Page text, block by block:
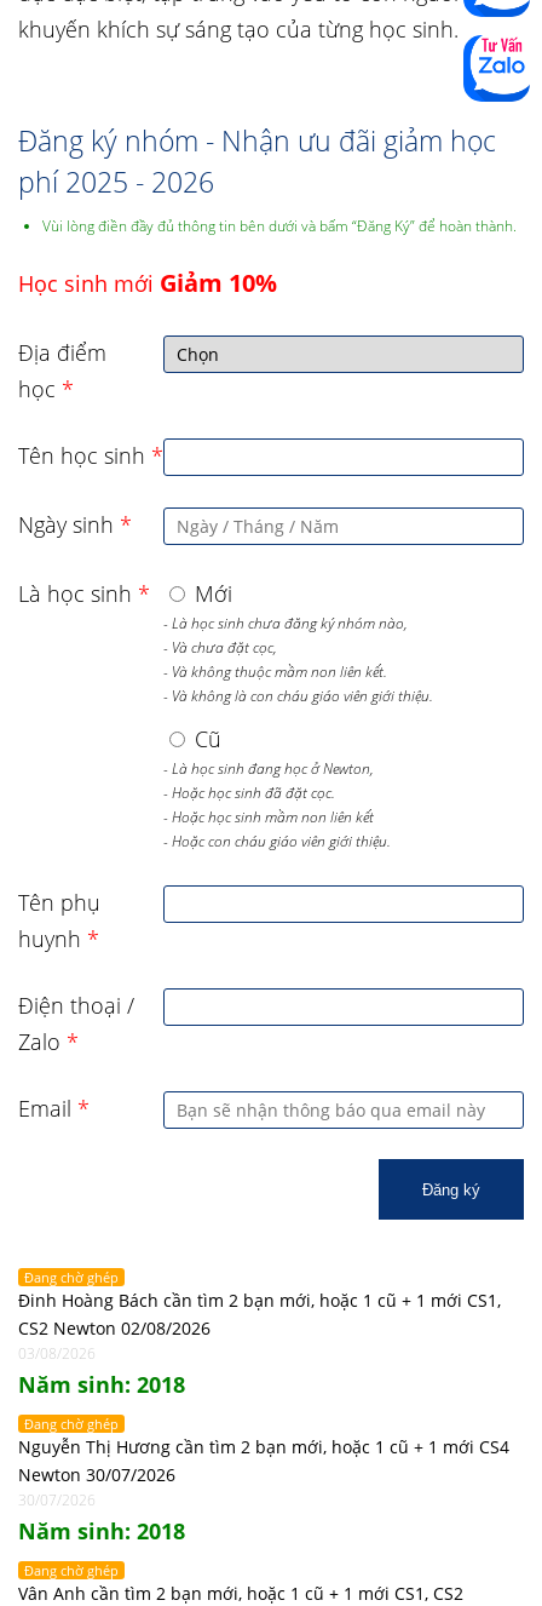
khuyến khích sự sáng tạo của từng học sinh.
Đăng ký nhóm - Nhận ưu đãi giảm học
phí 2025 - 2026
Vùi lòng điền đầy đủ thông tin bên dưới và bấm “Đăng Ký” để hoàn thành.
Học sinh mới Giảm 10%
Địa điểm
học *
Tên học sinh *
Ngày sinh *
Là học sinh * Mới
- Là học sinh chưa đăng ký nhóm nào,
- Và chưa đặt cọc,
- Và không thuộc mầm non liên kết.
- Và không là con cháu giáo viên giới thiệu.
Cũ
- Là học sinh đang học ở Newton,
- Hoặc học sinh đã đặt cọc.
- Hoặc học sinh mầm non liên kết
- Hoặc con cháu giáo viên giới thiệu.
Tên phụ
huynh *
Điện thoại /
Zalo *
Email *
Đăng ký
Đang chờ ghép
Đinh Hoàng Bách cần tìm 2 bạn mới, hoặc 1 cũ + 1 mới CS1,
CS2 Newton 02/08/2026
03/08/2026
Năm sinh: 2018
Đang chờ ghép
Nguyễn Thị Hương cần tìm 2 bạn mới, hoặc 1 cũ + 1 mới CS4
Newton 30/07/2026
30/07/2026
Năm sinh: 2018
Đang chờ ghép
Vân Anh cần tìm 2 bạn mới, hoặc 1 cũ + 1 mới CS1, CS2